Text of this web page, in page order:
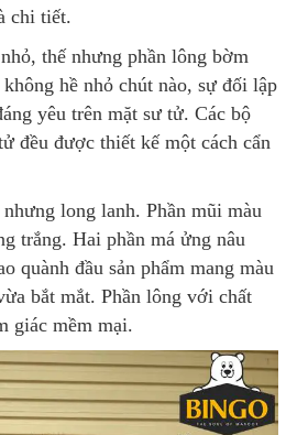
chi tiết.
thế nhưng phần lông bờm
hề nhỏ chút nào, sự đối lập
yêu trên mặt sư tử. Các bộ
đều được thiết kế một cách cẩn
long lanh. Phần mũi màu
trắng. Hai phần má ửng nâu
quành đầu sản phẩm mang màu
bắt mắt. Phần lông với chất
giác mềm mại.